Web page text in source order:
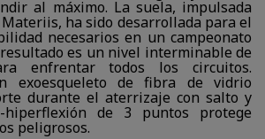
al máximo. La suela, impulsada
ha sido desarrollada para el
necesarios en un campeonato
es un nivel interminable de
enfrentar todos los circuitos.
exoesqueleto de fibra de vidrio
durante el aterrizaje con salto y
de 3 puntos protege
peligrosos.